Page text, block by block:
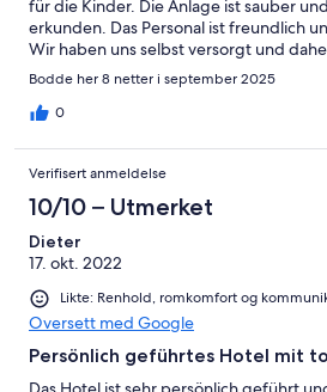
für die Kinder. Die Anlage ist sauber
erkunden. Das Personal ist freundlich
Wir haben uns selbst versorgt und
zum Essen vor Ort sagen. Aber
bestellen. Am Tag der Ankunft hatten
Lagerfeuer teilzunehmen, obwohl zu
Lagerfeuer aus, weil zu wenige Kinder
saßen zudem im Kinderclub. Es waren
Empfanden wir persönlich sehr schade,
wirklich darauf gefreut haben und dann
waren. Würde es persönlich besser
nicht abgesagt werden, auch wenn es
Man bucht ja auch Hotels, weil es
man nicht in der Hochsaison kommt,
oder man sollte das klar im Vorfeld, vor
kommunizieren.
Bodde her 8 netter i september 2025
0
Verifisert anmeldelse
10/10 – Utmerket
Dieter
17. okt. 2022
Likte: Renhold, romkomfort og
Oversett med Google
Persönlich geführtes Hotel mit